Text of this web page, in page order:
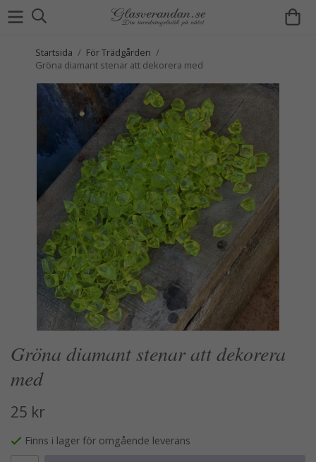
Startsida / För Trädgården /
Gröna diamant stenar att dekorera med
Gröna diamant stenar att dekorera
med
25 kr
Finns i lager för omgående leverans